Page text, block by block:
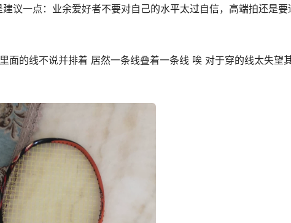
议一点：业余爱好者不要对自己的水平太过自信，高端拍还是要
面的线不说并排着 居然一条线叠着一条线 唉 对于穿的线太失望